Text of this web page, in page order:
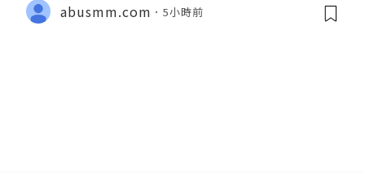
abusmm.com 5小時前